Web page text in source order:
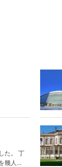
た。 丁
幾人...